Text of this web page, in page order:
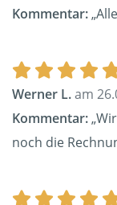
Kommentar:
Werner L.am
Kommentar:
noch die